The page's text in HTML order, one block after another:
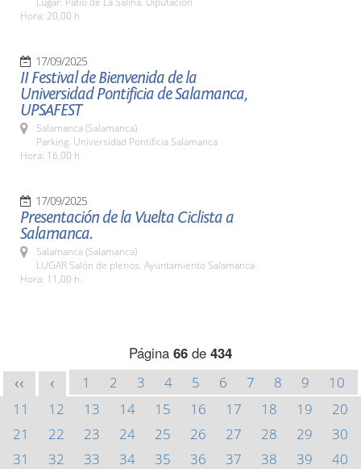
Hora: 20,00 h
17/09/2025
II Festival de Bienvenida de la
Universidad Pontificia de Salamanca,
UPSAFEST
Salamanca (Salamanca)
Parking. Universidad Pontificia Salamanca
Hora: 16,00 h
17/09/2025
Presentación de la Vuelta Ciclista a
Salamanca.
Salamanca (Salamanca)
LUGAR Salón de plenos. Ayuntamiento Salamanca
Hora: 11,00 h.
Página 66 de 434
<< < 1 2 3 4 5 6 7 8 9
10
11
12 13 14 15 16 17 18 19
20
21
22 23 24 25 26 27 28 29
30
31
32 33 34 35 36 37 38 39
40